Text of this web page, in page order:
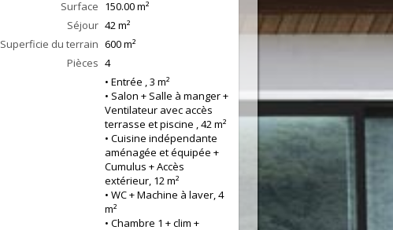
Surface 150.00m²
Séjour 42m²
Superficie du terrain 600 m²
Pièces 4
• Entrée , 3 m²
• Salon + Salle à manger +
Ventilateur avec accès
terrasse et piscine , 42 m²
• Cuisine indépendante
aménagée et équipée +
Cumulus + Accès
extérieur, 12 m²
• WC + Machine à laver, 4
m²
• Chambre 1 + clim +